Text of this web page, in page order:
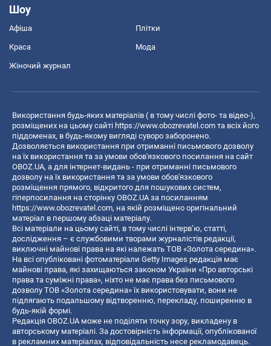
Шоу
Афіша Плітки
Краса Мода
Жіночий журнал
Використання будь-яких матеріалів ( в тому числі фото- та відео-),
розміщених на цьому сайті https://www.obozrevatel.com та всіх його
піддоменах, в будь-якому вигляді суворо заборонено.
Дозволяється використання при отриманні письмового дозволу
на їх використання та за умови обов'язкового посилання на сайт
OBOZ.UA, а для інтернет-видань - при отриманні письмового
дозволу на їх використання та за умови обов'язкового
розміщення прямого, відкритого для пошукових систем,
гіперпосилання на сторінку OBOZ.UA за посиланням
https://www.obozrevatel.com, на якій розміщено оригінальний
матеріал в першому абзаці матеріалу.
Всі матеріали на цьому сайті, в тому числі інтерв’ю, статті,
дослідження – є службовими творами журналістів редакції,
виключні майнові права на які належать ТОВ «Золота середина».
На всі опубліковані фотоматеріали Getty Images редакція має
майнові права, які захищаються законом України «Про авторські
права та суміжні права», ніхто не має права без письмового
дозволу ТОВ «Золота середина» їх використовувати, вони не
підлягають подальшому відтворенню, перекладу, поширенню в
будь-якій формі.
Редакція OBOZ.UA може не поділяти точку зору, викладену в
авторському матеріалі. За достовірність інформації, опублікованої
в рекламних матеріалах, відповідальність несе рекламодавець.